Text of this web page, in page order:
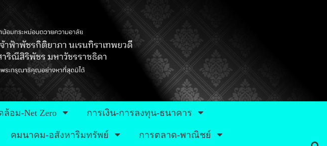
ล้อม-Net Zero การเงิน-การลงทุน-ธนาคาร
คมนาคม-อสังหาริมทรัพย์ การตลาด-พาณิชย์